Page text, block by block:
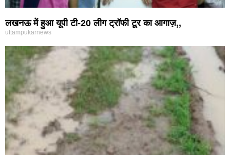
लखनऊ में हुआ यूपी टी-20 लीग ट्रॉफी टूर का आगाज़,,
uttampukarnews